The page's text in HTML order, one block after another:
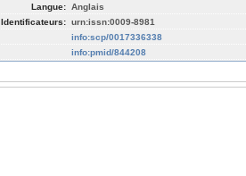
Langue: Anglais
Identificateurs: urn:issn:0009-8981
info:scp/0017336338
info:pmid/844208